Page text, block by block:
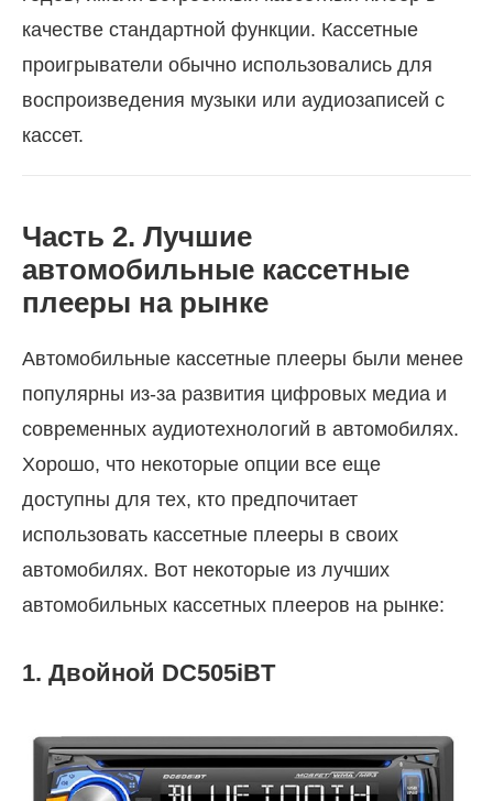
качестве стандартной функции. Кассетные
проигрыватели обычно использовались для
воспроизведения музыки или аудиозаписей с
кассет.
Часть 2. Лучшие
автомобильные кассетные
плееры на рынке
Автомобильные кассетные плееры были менее
популярны из-за развития цифровых медиа и
современных аудиотехнологий в автомобилях.
Хорошо, что некоторые опции все еще
доступны для тех, кто предпочитает
использовать кассетные плееры в своих
автомобилях. Вот некоторые из лучших
автомобильных кассетных плееров на рынке:
1. Двойной DC505iBT